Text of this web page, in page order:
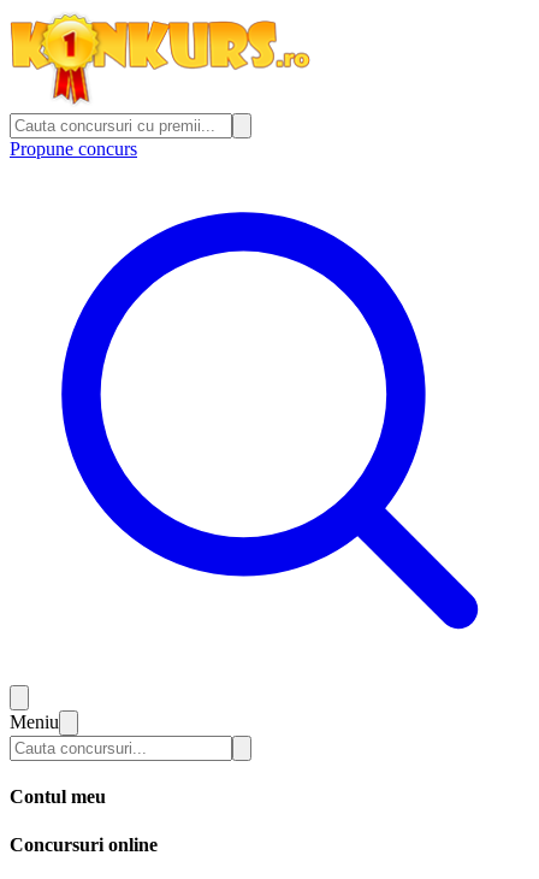
Propune concurs
Meniu
Contul meu
Concursuri online